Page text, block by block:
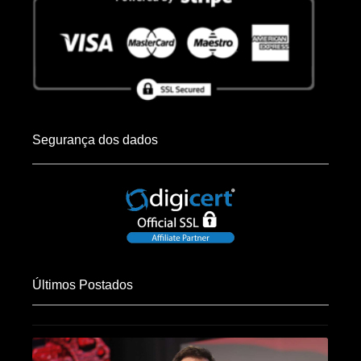
Segurança dos dados
Últimos Postados